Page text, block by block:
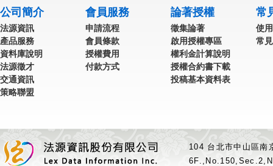
公司簡介
法源資訊
產品服務
資料庫說明
法源徵才
交通資訊
策略聯盟
會員服務
申請流程
會員條款
授權費用
付款方式
論著授權
徵集論著
啟用授權專區
權利金計算說明
授權合約書下載
投稿基本資料表
常
使
常
104 台北市中山區